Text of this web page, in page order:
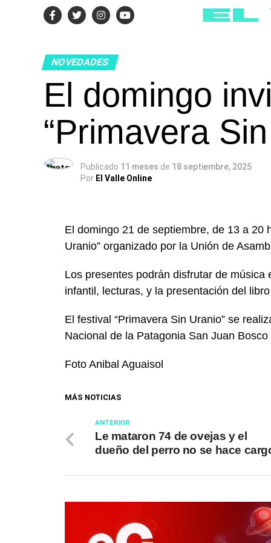
NOVEDADES
El domingo
“Primavera
Publicado 11 meses de 18 septiembre, 2025
Por El Valle Online
El domingo 21 de septiembre, de 13 a 20
Uranio” organizado por la Unión de
Los presentes podrán disfrutar de
infantil, lecturas, y la presentación del
El festival “Primavera Sin Uranio” se
Nacional de la Patagonia San Juan
Foto Anibal Aguaisol
MÁS NOTICIAS
ANTERIOR
Le mataron 74 de ovejas y el
dueño del perro no se hace